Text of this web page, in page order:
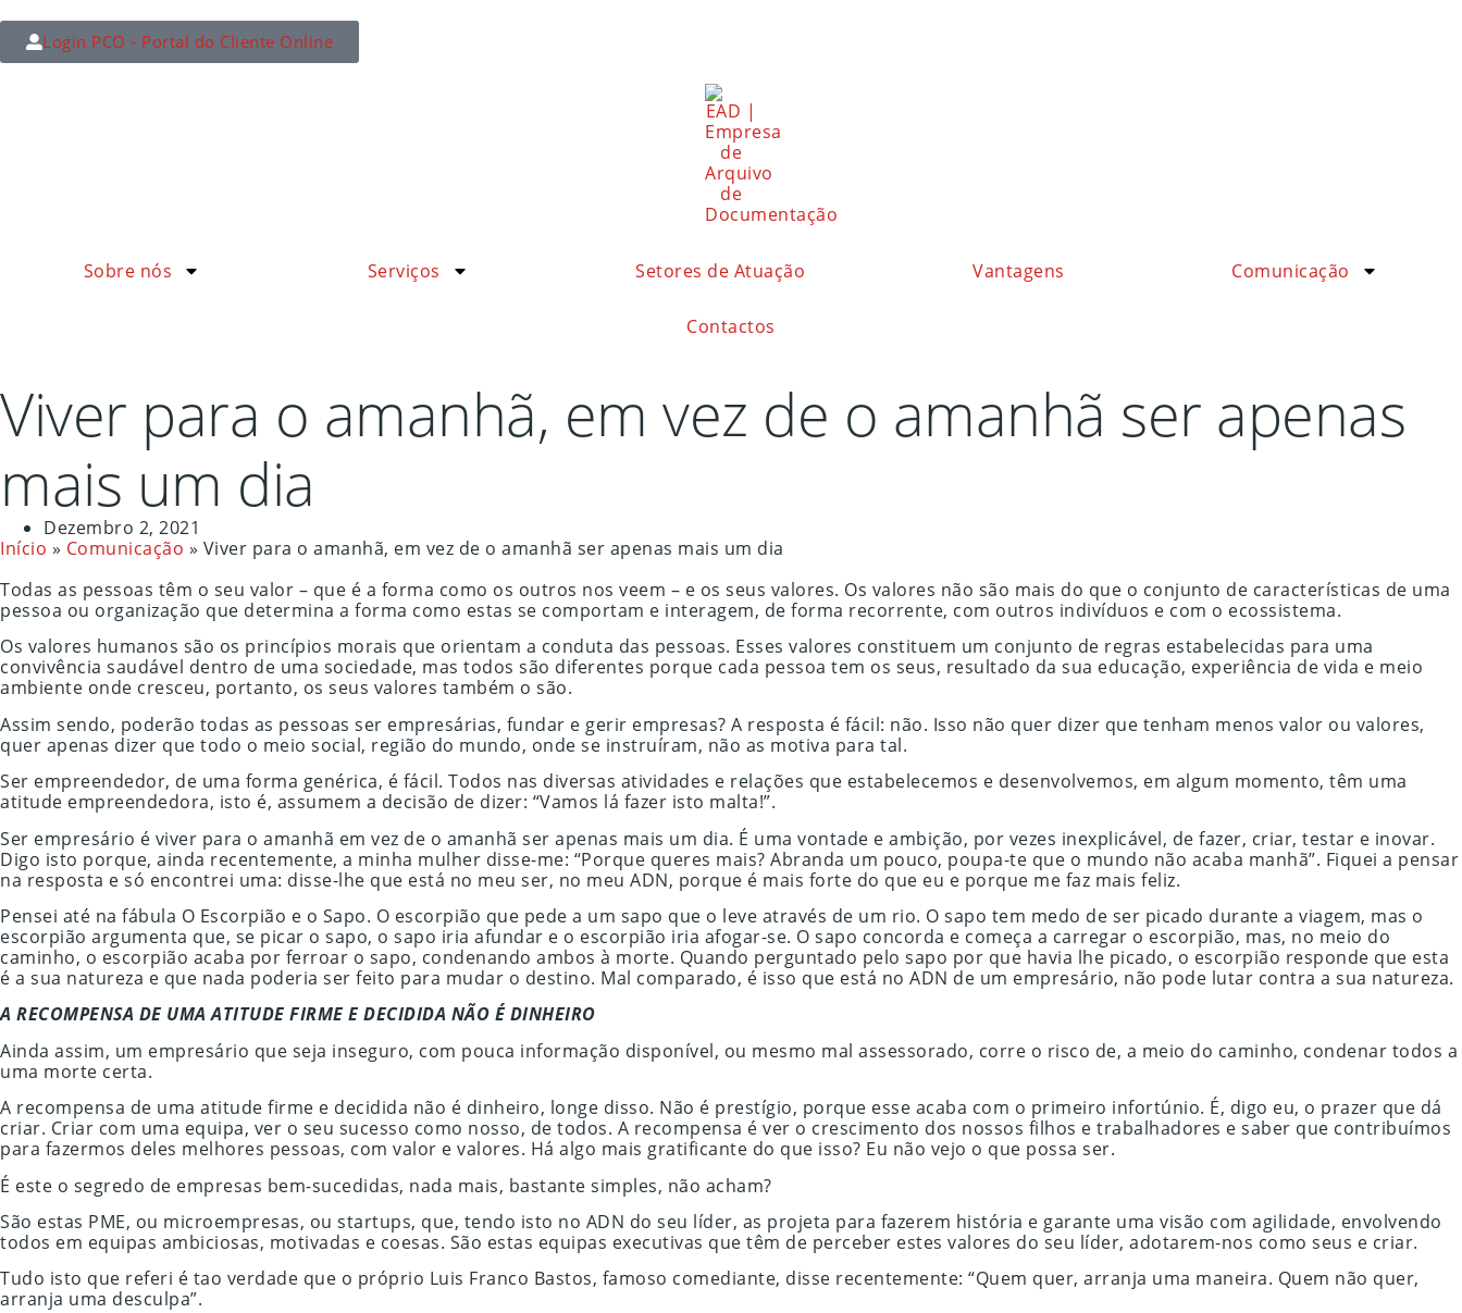
Login PCO - Portal do Cliente Online
Sobre nós Serviços Setores de Atuação Vantagens Comunicação
Contactos
Viver para o amanhã, em vez de o amanhã ser apenas
mais um dia
Dezembro 2, 2021
Início » Comunicação » Viver para o amanhã, em vez de o amanhã ser apenas mais um dia
Todas as pessoas têm o seu valor – que é a forma como os outros nos veem – e os seus valores. Os valores não são mais do que o conjunto de características de uma
pessoa ou organização que determina a forma como estas se comportam e interagem, de forma recorrente, com outros indivíduos e com o ecossistema.
Os valores humanos são os princípios morais que orientam a conduta das pessoas. Esses valores constituem um conjunto de regras estabelecidas para uma
convivência saudável dentro de uma sociedade, mas todos são diferentes porque cada pessoa tem os seus, resultado da sua educação, experiência de vida e meio
ambiente onde cresceu, portanto, os seus valores também o são.
Assim sendo, poderão todas as pessoas ser empresárias, fundar e gerir empresas? A resposta é fácil: não. Isso não quer dizer que tenham menos valor ou valores,
quer apenas dizer que todo o meio social, região do mundo, onde se instruíram, não as motiva para tal.
Ser empreendedor, de uma forma genérica, é fácil. Todos nas diversas atividades e relações que estabelecemos e desenvolvemos, em algum momento, têm uma
atitude empreendedora, isto é, assumem a decisão de dizer: “Vamos lá fazer isto malta!”.
Ser empresário é viver para o amanhã em vez de o amanhã ser apenas mais um dia. É uma vontade e ambição, por vezes inexplicável, de fazer, criar, testar e inovar.
Digo isto porque, ainda recentemente, a minha mulher disse-me: “Porque queres mais? Abranda um pouco, poupa-te que o mundo não acaba manhã”. Fiquei a pensar
na resposta e só encontrei uma: disse-lhe que está no meu ser, no meu ADN, porque é mais forte do que eu e porque me faz mais feliz.
Pensei até na fábula O Escorpião e o Sapo. O escorpião que pede a um sapo que o leve através de um rio. O sapo tem medo de ser picado durante a viagem, mas o
escorpião argumenta que, se picar o sapo, o sapo iria afundar e o escorpião iria afogar-se. O sapo concorda e começa a carregar o escorpião, mas, no meio do
caminho, o escorpião acaba por ferroar o sapo, condenando ambos à morte. Quando perguntado pelo sapo por que havia lhe picado, o escorpião responde que esta
é a sua natureza e que nada poderia ser feito para mudar o destino. Mal comparado, é isso que está no ADN de um empresário, não pode lutar contra a sua natureza.
A RECOMPENSA DE UMA ATITUDE FIRME E DECIDIDA NÃO É DINHEIRO
Ainda assim, um empresário que seja inseguro, com pouca informação disponível, ou mesmo mal assessorado, corre o risco de, a meio do caminho, condenar todos a
uma morte certa.
A recompensa de uma atitude firme e decidida não é dinheiro, longe disso. Não é prestígio, porque esse acaba com o primeiro infortúnio. É, digo eu, o prazer que dá
criar. Criar com uma equipa, ver o seu sucesso como nosso, de todos. A recompensa é ver o crescimento dos nossos filhos e trabalhadores e saber que contribuímos
para fazermos deles melhores pessoas, com valor e valores. Há algo mais gratificante do que isso? Eu não vejo o que possa ser.
É este o segredo de empresas bem-sucedidas, nada mais, bastante simples, não acham?
São estas PME, ou microempresas, ou startups, que, tendo isto no ADN do seu líder, as projeta para fazerem história e garante uma visão com agilidade, envolvendo
todos em equipas ambiciosas, motivadas e coesas. São estas equipas executivas que têm de perceber estes valores do seu líder, adotarem-nos como seus e criar.
Tudo isto que referi é tao verdade que o próprio Luis Franco Bastos, famoso comediante, disse recentemente: “Quem quer, arranja uma maneira. Quem não quer,
arranja uma desculpa”.